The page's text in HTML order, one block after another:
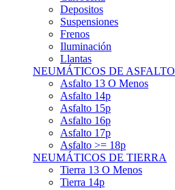
Depositos
Suspensiones
Frenos
Iluminación
Llantas
NEUMÁTICOS DE ASFALTO
Asfalto 13 O Menos
Asfalto 14p
Asfalto 15p
Asfalto 16p
Asfalto 17p
Asfalto >= 18p
NEUMÁTICOS DE TIERRA
Tierra 13 O Menos
Tierra 14p